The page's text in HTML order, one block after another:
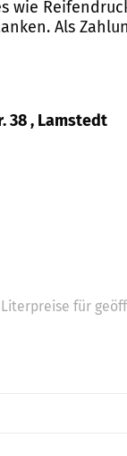
Als
38 , Lamstedt
für